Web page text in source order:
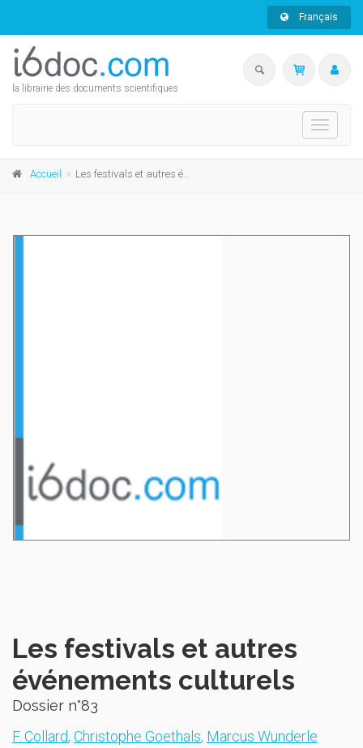
Français
la librairie des documents scientifiques
Toggle
Accueil Les festivals et autres événements culturels
Les festivals et autres
événements culturels
Dossier n°83
F. Collard, Christophe Goethals, Marcus Wunderle